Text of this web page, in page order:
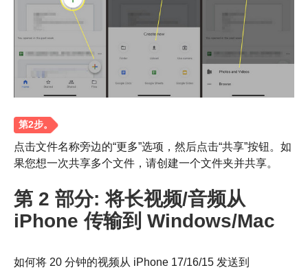
点击文件名称旁边的“更多”选项，然后点击“共享”按钮。如
果您想一次共享多个文件，请创建一个文件夹并共享。
第 2 部分: 将长视频/音频从
iPhone 传输到 Windows/Mac
如何将 20 分钟的视频从 iPhone 17/16/15 发送到